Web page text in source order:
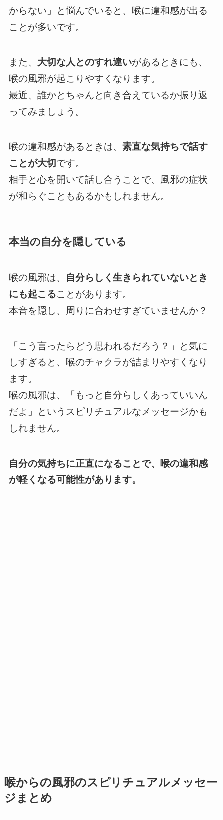
からない」と悩んでいると、喉に違和感が出る
ことが多いです。
また、 大切な人とのすれ違いがあるときにも、
喉の風邪が起こりやすくなります。
最近、誰かとちゃんと向き合えているか振り返
ってみましょう。
喉の違和感があるときは、 素直な気持ちで話す
ことが大切です。
相手と心を開いて話し合うことで、風邪の症状
が和らぐこともあるかもしれません。
本当の自分を隠している
喉の風邪は、 自分らしく生きられていないとき
にも起こることがあります。
本音を隠し、周りに合わせすぎていませんか？
「こう言ったらどう思われるだろう？」と気に
しすぎると、喉のチャクラが詰まりやすくなり
ます。
喉の風邪は、「もっと自分らしくあっていいん
だよ」というスピリチュアルなメッセージかも
しれません。
自分の気持ちに正直になることで、喉の違和感
が軽くなる可能性があります。
喉からの風邪のスピリチュアルメッセー
ジまとめ